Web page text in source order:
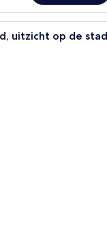
keurig opgemaakt
uitzicht op de stad